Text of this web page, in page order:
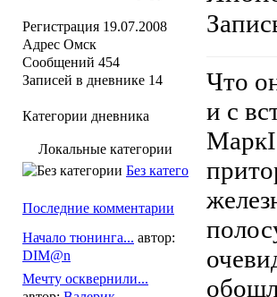
Что
и с
Регистрация 19.07.2008
Адрес Омск
Сообщений 454
Записей в дневнике 14
Категории дневника
Локальные категории
Без категории
Последние комментарии
Начало тюнинга... автор:
DIM@n
Мечту осквернили...